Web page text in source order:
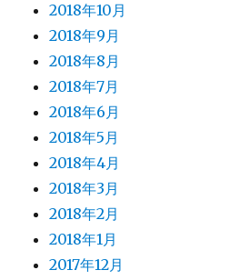
2018年10月
2018年9月
2018年8月
2018年7月
2018年6月
2018年5月
2018年4月
2018年3月
2018年2月
2018年1月
2017年12月